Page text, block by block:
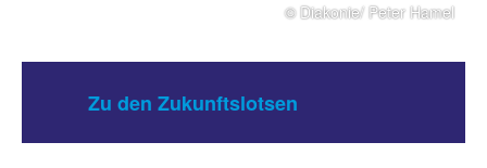
© Diakonie/ Peter Hamel
Zu den Zukunftslotsen